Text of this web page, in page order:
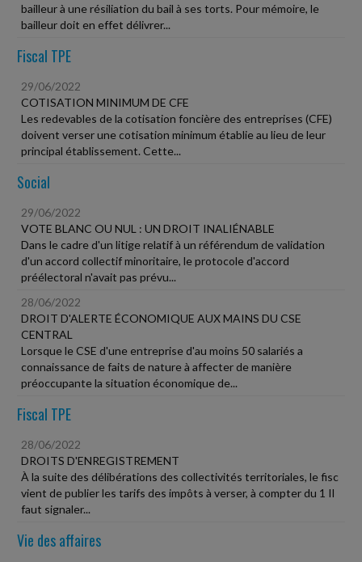
bailleur à une résiliation du bail à ses torts. Pour mémoire, le
bailleur doit en effet délivrer...
Fiscal TPE
29/06/2022
COTISATION MINIMUM DE CFE
Les redevables de la cotisation foncière des entreprises (CFE)
doivent verser une cotisation minimum établie au lieu de leur
principal établissement. Cette...
Social
29/06/2022
VOTE BLANC OU NUL : UN DROIT INALIÉNABLE
Dans le cadre d'un litige relatif à un référendum de validation
d'un accord collectif minoritaire, le protocole d'accord
préélectoral n'avait pas prévu...
28/06/2022
DROIT D'ALERTE ÉCONOMIQUE AUX MAINS DU CSE
CENTRAL
Lorsque le CSE d'une entreprise d'au moins 50 salariés a
connaissance de faits de nature à affecter de manière
préoccupante la situation économique de...
Fiscal TPE
28/06/2022
DROITS D'ENREGISTREMENT
À la suite des délibérations des collectivités territoriales, le fisc
vient de publier les tarifs des impôts à verser, à compter du 1 Il
faut signaler...
Vie des affaires